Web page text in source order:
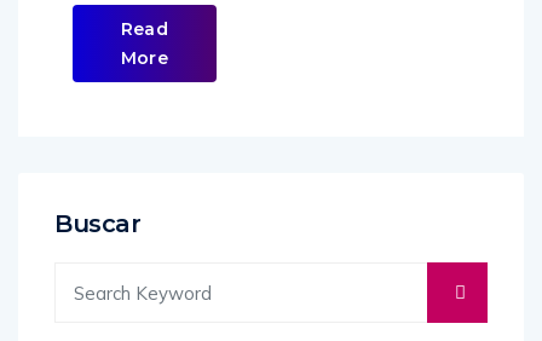
Read
More
Buscar